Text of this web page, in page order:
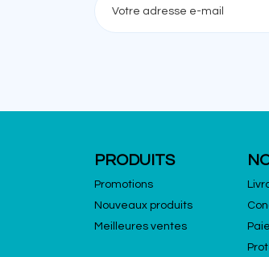
PRODUITS
Promotions
Nouveaux produits
Meilleures ventes